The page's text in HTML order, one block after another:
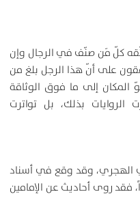
كلّ مَن صنّف في الرجال وإن
على أنّ هذا الرجل بلغ من
المكان إلى ما فوق الوثاقة
الروايات بذلك، بل تواترت
الهجري، وقد وقع في أسناد
تبلغ زهاء (۲۲۱۱) مورداً، فقد روى أحاديث عن الإمامين